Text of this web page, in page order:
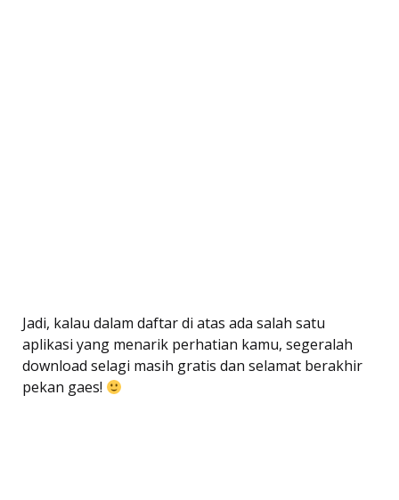
Jadi, kalau dalam daftar di atas ada salah satu
aplikasi yang menarik perhatian kamu, segeralah
download selagi masih gratis dan selamat berakhir
pekan gaes!